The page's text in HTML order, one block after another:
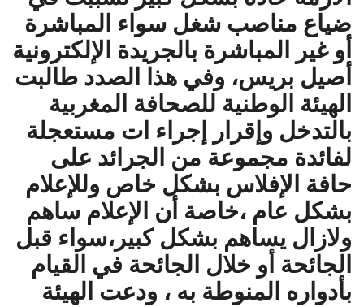
ضياع مناصب شغل سواء المباشرة
أو غير المباشرة بالجريدة الإلكترونية
أصيل بريس، وفي هذا الصدد طالبت
الهيئة الوطنية للصحافة المغربية
بالتدخل وإقرار إجراء ات مستعجلة
لفائدة مجموعة من الجرائد على
حافة الإفلاس بشكل خاص وللإعلام
بشكل عام ،خاصة أن الإعلام ساهم
ولازال يساهم بشكل كبير،سواء قبل
الجائحة أو خلال الجائحة في القيام
بأدواره المنوطة به ، ودعت الهيئة